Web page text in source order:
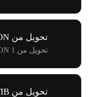
تحويل من GLDON إلى GBP
تحويل من 1 GLDON إلى £294.55
تحويل من AXTIB إلى GBP